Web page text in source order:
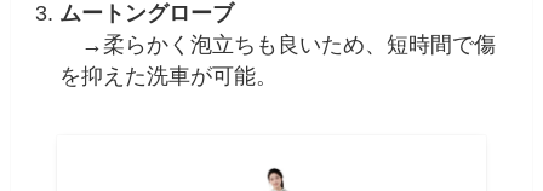
ムートングローブ
→柔らかく泡立ちも良いため、短時間で傷
を抑えた洗車が可能。